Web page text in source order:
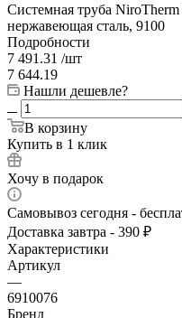
Системная труба
нержавеющая сталь, 9100
Подробности
7 491.31 /шт
7 644.19
Нашли дешевле?
В корзину
Купить в 1 клик
Хочу в подарок
Самовывоз сегодня -
Доставка завтра - 390 ₽
Характеристики
Артикул
—
6910076
Бренд